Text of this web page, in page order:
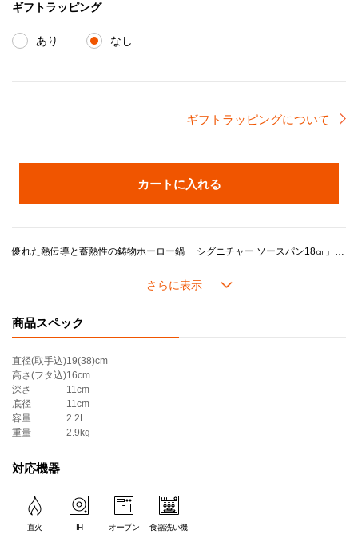
ギフトラッピング
あり なし
ギフトラッピングについて
カートに入れる
優れた熱伝導と蓄熱性の鋳物ホーロー鍋 「シグニチャー ソースパン18㎝」は、使い勝手のよい片手鍋。 長めのハンドルとヘルパーハンドルがついているので、両手でスムーズに持ち上げることができます。 煮物やスープ作りなどの毎日のお料理だけでなく、ジャムづくりなどにもおすすめです。
＊ツマミのカラーは画像でご確認ください。
商品スペック
直径(取手込)19(38)cm
高さ(フタ込)16cm
深さ
11cm
底径
11cm
容量
2.2L
重量
2.9kg
対応機器
直火 IH オーブン 食器洗い機